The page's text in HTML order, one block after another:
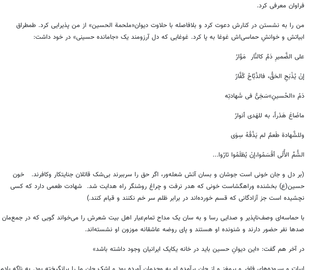
فراوان معرفی کرد.
من را به نشستن در کنارش دعوت کرد و بلافاصله با حلاوت دیوان«ملحمة الحسین» از من پذیرایی کرد. طمطراق
ابیاتش و خوانشِ حماسی‌اش غوغا به پا کرد. غوغایی که دل آرزومند یک «جامانده حسینی» در خود داشت:
علی الضَّمیرِ دَمٌ کالنَّار مَوَّارُ
إنْ یُذْبَحِ الحَقُّ، فالذُبَّاحُ کُفَّارُ
دَمُ «الحُسینِ»سَخِیٌّ فی شَهادتِه
ماضَاعَ هَدْراً، به للهَدی أنوارُ
وللشَّهادة طَعمٌ لم یَذُقْهُ سِوَی
الشُّمِّ الأُلَی أقْسَمُوا،إنْ یُظلَمُوا ثارُوا...
(بر دل و جان خونی است جوشان و بسان آتش شعله‌ور، اگر حق را سرببرند بی‌شک قاتلان جنایتکار وکافرند. خون
حسین(ع) بخشنده وراهگشاست خونی که هدر نرفت و چراغ روشنگر راه هدایت شد. شهادت طعمی دارد که کسی
نچشیده است جز آزادگانی که قسم خورده‌اند در برابر ظلم سر خم نکنند و قیام کنند.)
با حماسه‌ای وصف‌ناپذیر و صدایی رسا و به سان یک مداح تمام‌عیار اهل بیت شعرش را می‌خواند گویی که در جمع‌مان
صدها نفر حضور دارند و شنونده او هستند و پای روضه عاشقانه موزون او نشسته‌اند.
در آخر هم گفت: «این دیوانِ حسین باید در خانه یکایک ایرانیان وجود داشته باشد»